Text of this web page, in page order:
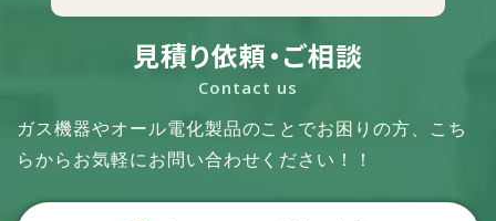
見積り依頼・ご相談
Contact us
ガス機器やオール電化製品のことでお困りの方、
こち
らからお気軽にお問い合わせください！！